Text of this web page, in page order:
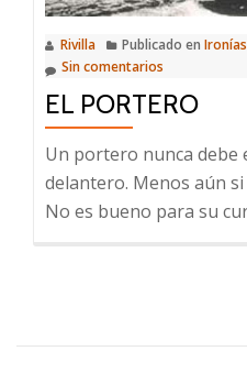
Rivilla Publicado en
Sin comentarios
EL PORTERO
Un portero nunca debe
delantero. Menos aún
No es bueno para su